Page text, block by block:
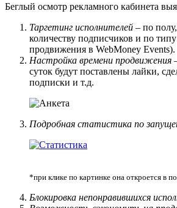
Беглый осмотр рекламного кабинета
Таргетинг исполнителей – по
количеству подписчиков и по типу
продвижения в WebMoney Events).
Настройка времени продвижения
суток будут поставлены лайки,
подписки и т.д.
Подробная статистика по
*при клике по картинке она откроется в
Блокировка непонравившихся